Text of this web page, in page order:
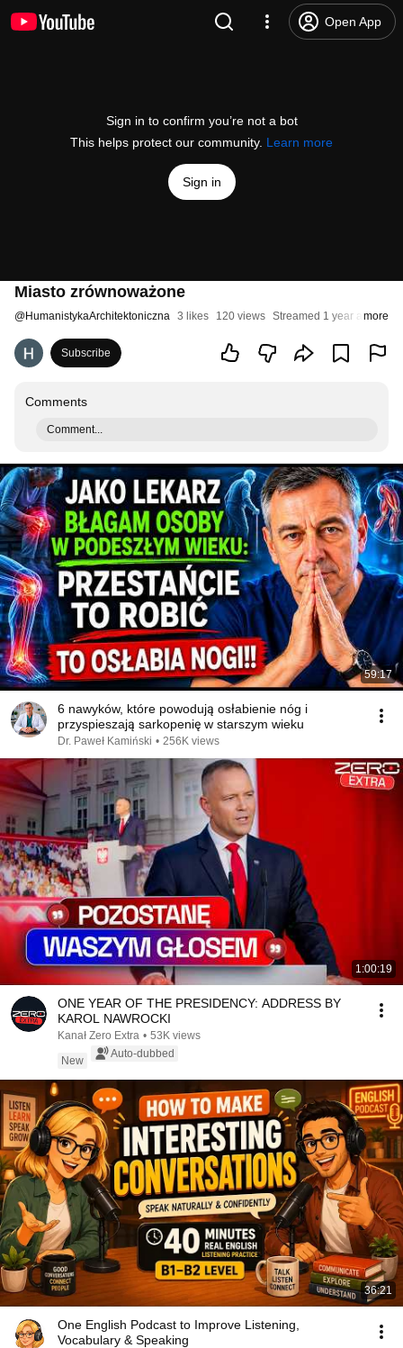
Open App
Sign in to confirm you’re not a bot
This helps protect our community. Learn more
Sign in
Miasto zrównoważone
@HumanistykaArchitektoniczna 3 likes 120 views Streamed 1 year agomore
Subscribe
Comments
Comment...
59:17
6 nawyków, które powodują osłabienie nóg i
przyspieszają sarkopenię w starszym wieku
Dr. Paweł Kamiński • 256K views
1:00:19
ONE YEAR OF THE PRESIDENCY: ADDRESS BY
KAROL NAWROCKI
Kanał Zero Extra • 53K views
New
Auto-dubbed
36:21
One English Podcast to Improve Listening,
Vocabulary & Speaking